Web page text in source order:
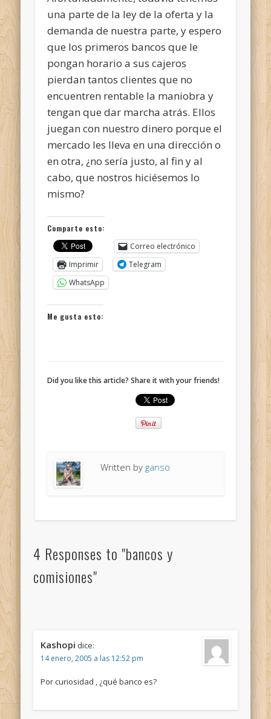
una parte de la ley de la oferta y la
demanda de nuestra parte, y espero
que los primeros bancos que le
pongan horario a sus cajeros
pierdan tantos clientes que no
encuentren rentable la maniobra y
tengan que dar marcha atrás. Ellos
juegan con nuestro dinero porque el
mercado les lleva en una dirección o
en otra, ¿no sería justo, al fin y al
cabo, que nostros hiciésemos lo
mismo?
Comparte esto:
Correo electrónico
Imprimir
Telegram
WhatsApp
Me gusta esto:
Did you like this article? Share it with your friends!
Written by ganso
4 Responses to "bancos y
comisiones"
Kashopi dice:
14 enero, 2005 a las 12:52 pm
Por curiosidad , ¿qué banco es?